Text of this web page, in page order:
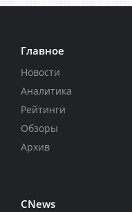
Главное
Новости
Аналитика
Рейтинги
Обзоры
Архив
CNews